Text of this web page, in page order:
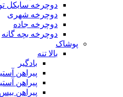
دوچرخه سایکل
دوچرخه شهری
دوچرخه جاده
دوچرخه بچه گانه
پوشاک
بالا تنه
بادگیر
پیراهن
پیراهن
پیراهن بیس